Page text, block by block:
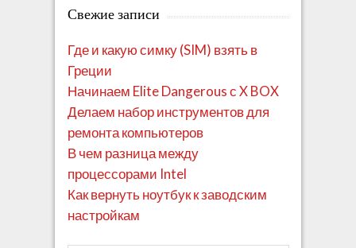
Свежие записи
Где и какую симку (SIM) взять в
Греции
Начинаем Elite Dangerous с X BOX
Делаем набор инструментов для
ремонта компьютеров
В чем разница между
процессорами Intel
Как вернуть ноутбук к заводским
настройкам